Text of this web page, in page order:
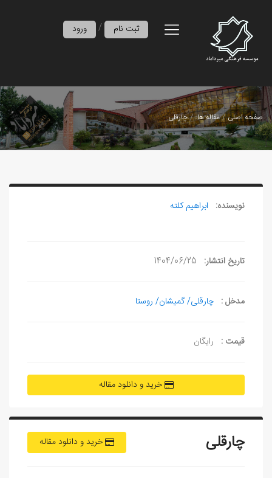
ورود / ثبت نام
صفحه اصلی مقاله ها چارقلی
نویسنده: ابراهیم کلته
تاریخ انتشار: 1404/06/25
مدخل : چارقلی/ گمیشان/ روستا
قیمت : رایگان
خرید و دانلود مقاله
خرید و دانلود مقاله چارقلی